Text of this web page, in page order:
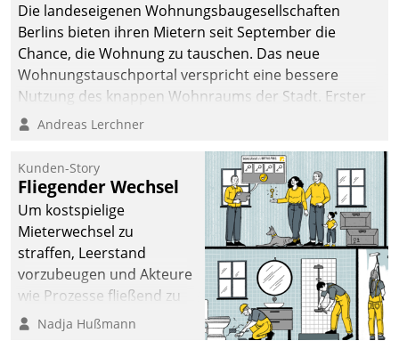
Die landeseigenen Wohnungsbaugesellschaften
Berlins bieten ihren Mietern seit September die
Chance, die Wohnung zu tauschen. Das neue
Wohnungstauschportal verspricht eine bessere
Nutzung des knappen Wohnraums der Stadt. Erster
Anwendungsfall für Datatrains Lösung API-Hub mit
Unternehmen.
Andreas Lerchner
Kunden-Story
Fliegender Wechsel
Um kostspielige
Mieterwechsel zu
straffen, Leerstand
vorzubeugen und Akteure
wie Prozesse fließend zu
vernetzen, nutzt die
Nadja Hußmann